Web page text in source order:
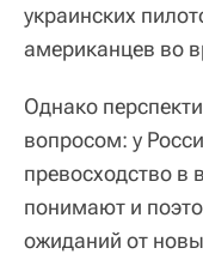
украинских
американцев во
Однако
вопросом: у
превосходство в
понимают и
ожиданий от